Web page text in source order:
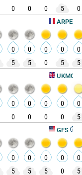
ARPEGE
UKMO
0 0 0 5 0
0 0 0 0
0
5 5 0 5 5
0 0 0 0
0
0 0 0 0 5
0 0 0 0
0
5 5 5 0 5